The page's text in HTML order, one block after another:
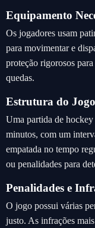
Equipamento
Os jogadores usam
para movimentar e
proteção rigorosos
quedas.
Estrutura do Jogo
Uma partida de
minutos, com um
empatada no tempo
ou penalidades para
Penalidades e
O jogo possui várias
justo. As infrações